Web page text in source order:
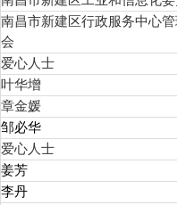
南昌市新建区行政服务中心
会
爱心人士
叶华增
章金媛
邹必华
爱心人士
姜芳
李丹